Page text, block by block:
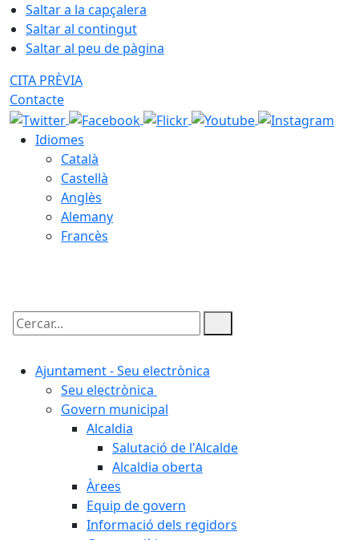
Saltar a la capçalera
Saltar al contingut
Saltar al peu de pàgina
CITA PRÈVIA
Contacte
Idiomes
Català
Castellà
Anglès
Alemany
Francès
Cercar:
Ajuntament - Seu electrònica
Seu electrònica
Govern municipal
Alcaldia
Salutació de l'Alcalde
Alcaldia oberta
Àrees
Equip de govern
Informació dels regidors